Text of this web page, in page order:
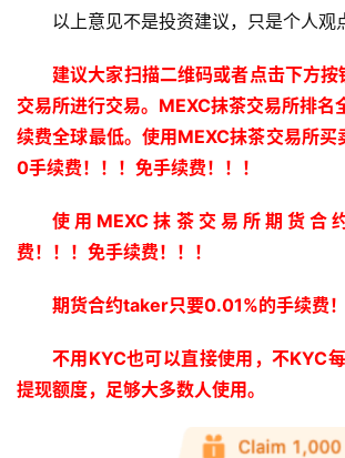
以上意见不是投资建议，只是个人观
建议大家扫描二维码或者点击下方
交易所进行交易。MEXC抹茶交易所排名
续费全球最低。使用MEXC抹茶交易所买
0手续费！！！免手续费！！！
使用MEXC抹茶交易所期货合
费！！！免手续费！！！
期货合约taker只要0.01%的手续费！
不用KYC也可以直接使用，不KYC
提现额度，足够大多数人使用。